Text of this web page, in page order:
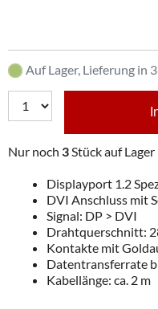
Auf Lager, Lieferung in
Nur noch 3Stück auf Lager
Displayport 1.2
DVI Anschluss mit
Signal: DP > DVI
Drahtquerschnitt:
Kontakte mit
Datentransferrate
Kabellänge: ca. 2 m